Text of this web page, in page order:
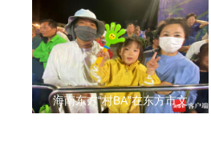
海南东方“村BA”在东方市文